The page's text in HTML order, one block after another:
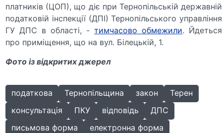
платників (ЦОП), що діє при Тернопільській державній
податковій інспекції (ДПІ) Тернопільського управління
ГУ ДПС в області, -тимчасово обмежили. Йдеться
про приміщення, що на вул. Білецькій, 1.
Фото із відкритих джерел
податкова Тернопільщина закон
Терен
консультація
ПКУ відповідь
ДПС
письмова форма
електронна форма